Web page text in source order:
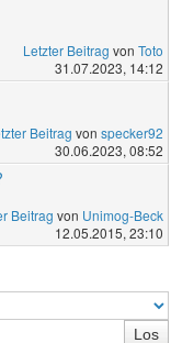
Letzter Beitrag von Toto
31.07.2023, 14:12
Beitrag von specker92
30.06.2023, 08:52
Beitrag von Unimog-Beck
12.05.2015, 23:10